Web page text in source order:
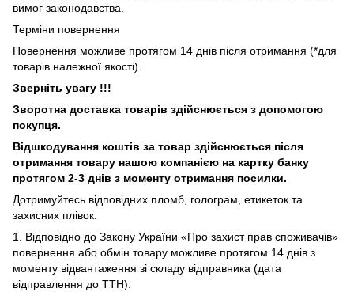
вимог законодавства.
Терміни повернення
Повернення можливе протягом 14 днів після отримання (*для
товарів належної якості).
Зверніть увагу !!!
Зворотна доставка товарів здійснюється з допомогою
покупця.
Відшкодування коштів за товар здійснюється після
отримання товару нашою компанією на картку банку
протягом 2-3 днів з моменту отримання посилки.
Дотримуйтесь відповідних пломб, голограм, етикеток та
захисних плівок.
1. Відповідно до Закону України «Про захист прав споживачів»
повернення або обмін товару можливе протягом 14 днів з
моменту відвантаження зі складу відправника (дата
відправлення до ТТН).